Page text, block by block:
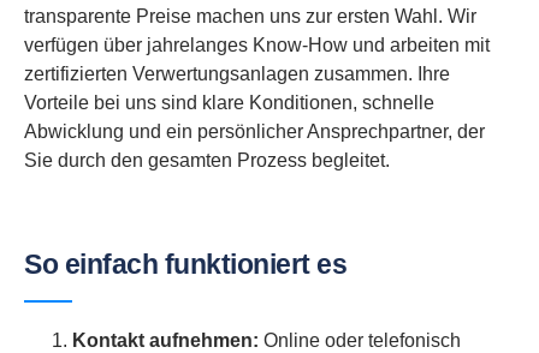
transparente Preise machen uns zur ersten Wahl. Wir
verfügen über jahrelanges Know-How und arbeiten mit
zertifizierten Verwertungsanlagen zusammen. Ihre
Vorteile bei uns sind klare Konditionen, schnelle
Abwicklung und ein persönlicher Ansprechpartner, der
Sie durch den gesamten Prozess begleitet.
So einfach funktioniert es
Kontakt aufnehmen: Online oder telefonisch